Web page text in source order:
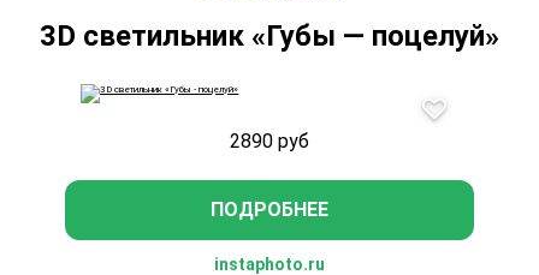
3D светильник «Губы — поцелуй»
2890 руб
ПОДРОБНЕЕ
instaphoto.ru